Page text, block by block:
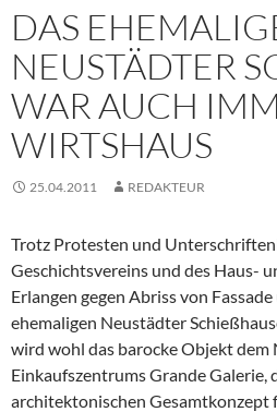
DAS
NEUSTÄDTER
AR AUCH
IRTSHAUS
25.04.2011 REDAKTEUR
Trotz Protesten und
Geschichtsvereins und des Haus-
Erlangen gegen Abriss von
ehemaligen Neustädter
wird wohl das barocke Objekt dem
Einkaufszentrums Grande Galerie,
architektonischen Gesamtkonzept